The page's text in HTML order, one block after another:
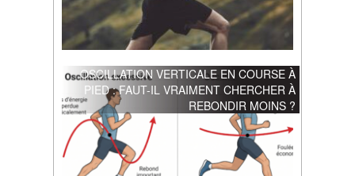
OSCILLATION VERTICALE EN COURSE À
PIED : FAUT-IL VRAIMENT CHERCHER À
REBONDIR MOINS ?